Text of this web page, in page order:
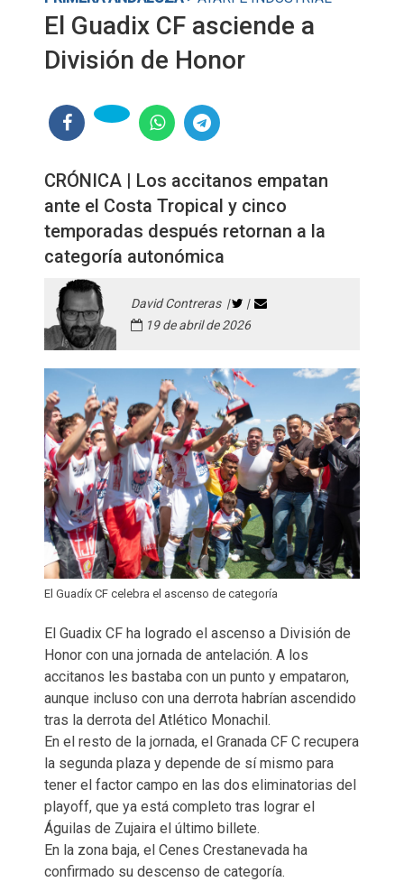
El Guadix CF asciende a
División de Honor
CRÓNICA | Los accitanos empatan
ante el Costa Tropical y cinco
temporadas después retornan a la
categoría autonómica
David Contreras |
|
19 de abril de 2026
El Guadíx CF celebra el ascenso de categoría
El Guadix CF ha logrado el ascenso a División de
Honor con una jornada de antelación. A los
accitanos les bastaba con un punto y empataron,
aunque incluso con una derrota habrían ascendido
tras la derrota del Atlético Monachil.
En el resto de la jornada, el Granada CF C recupera
la segunda plaza y depende de sí mismo para
tener el factor campo en las dos eliminatorias del
playoff, que ya está completo tras lograr el
Águilas de Zujaira el último billete.
En la zona baja, el Cenes Crestanevada ha
confirmado su descenso de categoría.